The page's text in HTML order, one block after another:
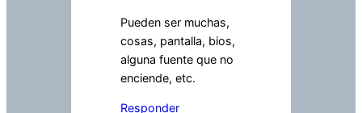
Pueden ser muchas,
cosas, pantalla, bios,
alguna fuente que no
enciende, etc.
Responder